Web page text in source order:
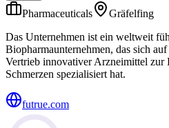
Pharmaceuticals
Gräfelfing
Das Unternehmen ist ein weltweit
Biopharmaunternehmen, das sich
Vertrieb innovativer Arzneimittel zur
Schmerzen spezialisiert hat.
futrue.com